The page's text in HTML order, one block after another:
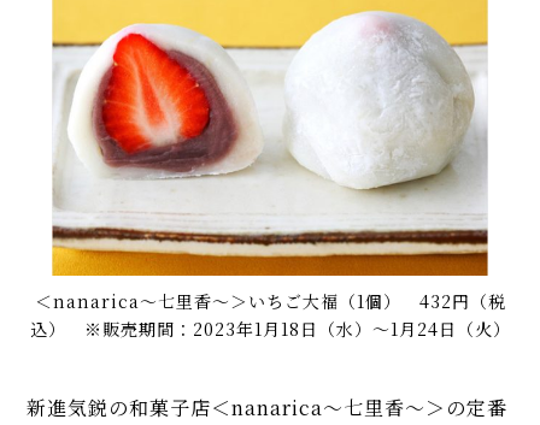
＜nanarica～七里香～＞いちご大福（1個） 432円（税
込） ※販売期間：2023年1月18日（水）〜1月24日（火）
新進気鋭の和菓子店＜nanarica～七里香～＞の定番